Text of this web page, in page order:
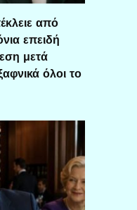
από
επειδή
μετά
όλοι το